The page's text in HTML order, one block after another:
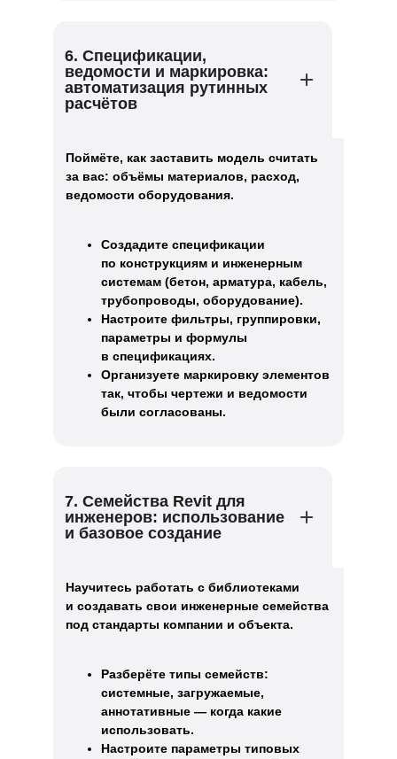
6. Спецификации,
ведомости и маркировка:
автоматизация рутинных
расчётов
Поймёте, как заставить модель считать
за вас: объёмы материалов, расход,
ведомости оборудования.
Создадите спецификации
по конструкциям и инженерным
системам (бетон, арматура, кабель,
трубопроводы, оборудование).
Настроите фильтры, группировки,
параметры и формулы
в спецификациях.
Организуете маркировку элементов
так, чтобы чертежи и ведомости
были согласованы.
7. Семейства Revit для
инженеров: использование
и базовое создание
Научитесь работать с библиотеками
и создавать свои инженерные семейства
под стандарты компании и объекта.
Разберёте типы семейств:
системные, загружаемые,
аннотативные — когда какие
использовать.
Настроите параметры типовых